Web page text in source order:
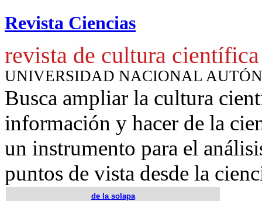
Revista Ciencias
revista de cultura científica
UNIVERSIDAD NACIONAL
Busca ampliar la cultura
información y hacer de la
un instrumento para el
puntos de vista desde la
de la solapa